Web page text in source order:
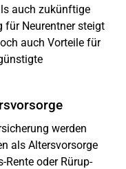
auch zukünftige
für Neurentner steigt
auch Vorteile für
werden
als Altersvorsorge
Rente oder Rürup-